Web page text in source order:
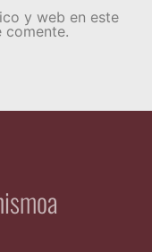
y web en este
comente.